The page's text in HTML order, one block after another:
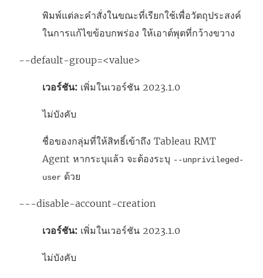
พิมพ์แต่ละคำสั่งในขณะที่เรียกใช้เพื่อวัตถุประสงค์
ในการแก้ไขข้อบกพร่อง ให้เอาต์พุตที่กว้างขวาง
--default-group=<value>
เวอร์ชัน: เพิ่มในเวอร์ชัน 2023.1.0
ไม่บังคับ
ชื่อของกลุ่มที่ให้สิทธิ์เข้าถึง Tableau RMT
Agent หากระบุแล้ว จะต้องระบุ --unprivileged-
user ด้วย
---disable-account-creation
เวอร์ชัน: เพิ่มในเวอร์ชัน 2023.1.0
ไม่บังคับ